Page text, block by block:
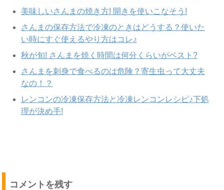
美味しいさんまの焼き方! 開きを使いこなそう!
さんまの保存方法で冷凍のときはどうする？使いた
い時にすぐ使えるやり方はコレ♪
秋が旬! さんまを焼く時間は何分くらいがベスト?
さんまを刺身で食べるのは危険？寄生虫って大丈夫
なの！？
レンコンの冷凍保存方法と冷凍レンコンレシピ♪下処
理が決め手!
コメントを残す